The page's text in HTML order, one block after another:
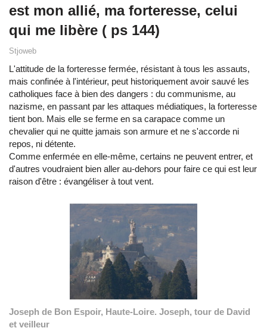
est mon allié, ma forteresse, celui
qui me libère ( ps 144)
Stjoweb
L'attitude de la forteresse fermée, résistant à tous les assauts,
mais confinée à l'intérieur, peut historiquement avoir sauvé les
catholiques face à bien des dangers : du communisme, au
nazisme, en passant par les attaques médiatiques, la forteresse
tient bon. Mais elle se ferme en sa carapace comme un
chevalier qui ne quitte jamais son armure et ne s'accorde ni
repos, ni détente.
Comme enfermée en elle-même, certains ne peuvent entrer, et
d'autres voudraient bien aller au-dehors pour faire ce qui est leur
raison d'être : évangéliser à tout vent.
Joseph de Bon Espoir, Haute-Loire. Joseph, tour de David
et veilleur